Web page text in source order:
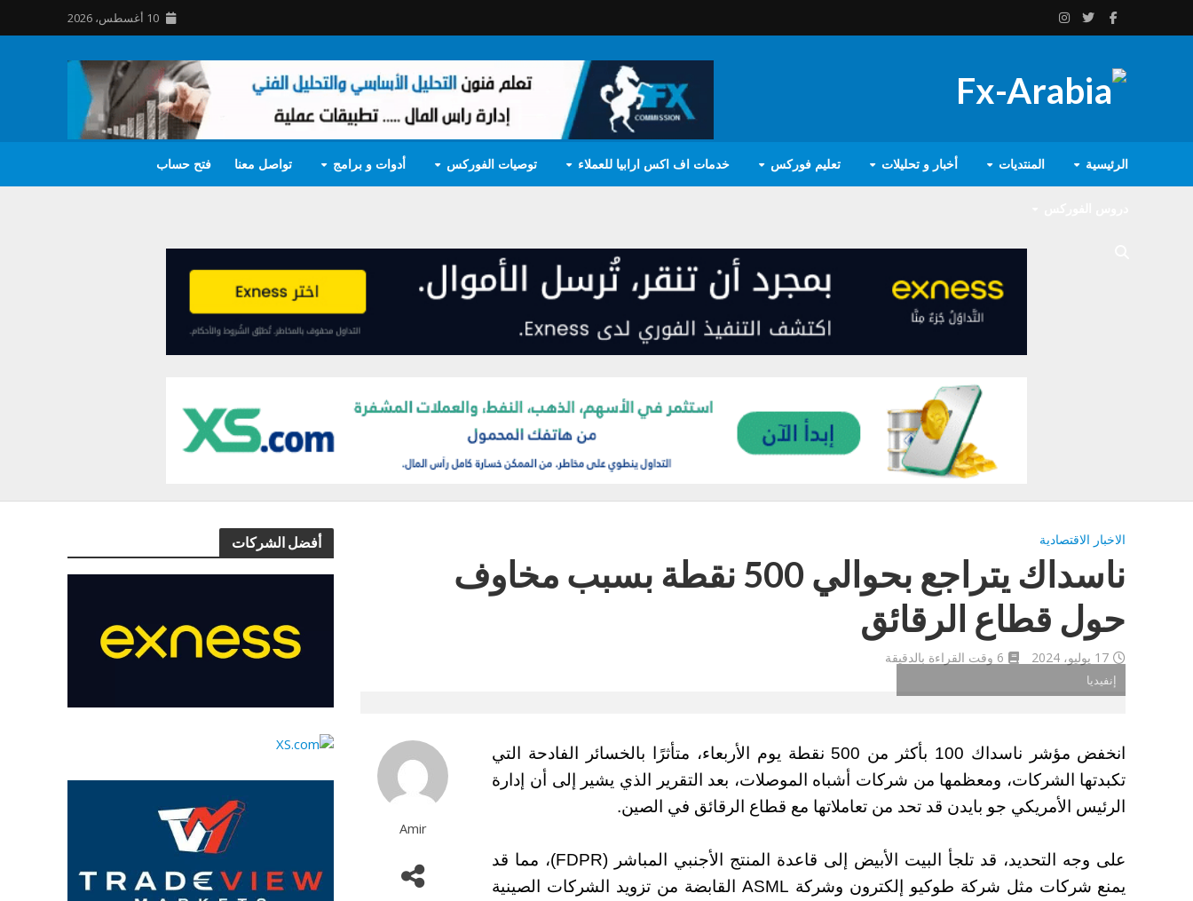
10 أغسطس، 2026
الرئيسية المنتديات أخبار و تحليلات تعليم فوركس خدمات اف اكس ارابيا للعملاء توصيات الفوركس أدوات و برامج تواصل معنا فتح حساب
أفضل الشركات الاخبار الاقتصادية
ناسداك يتراجع بحوالي 500 نقطة بسبب مخاوف
حول قطاع الرقائق
17 يوليو، 2024 6 وقت القراءة بالدقيقة
إنفيديا
Amir
انخفض مؤشر ناسداك 100 بأكثر من 500 نقطة يوم الأربعاء، متأثرًا بالخسائر الفادحة التي
تكبدتها الشركات، ومعظمها من شركات أشباه الموصلات، بعد التقرير الذي يشير إلى أن إدارة
الرئيس الأمريكي جو بايدن قد تحد من تعاملاتها مع قطاع الرقائق في الصين.
على وجه التحديد، قد تلجأ البيت الأبيض إلى قاعدة المنتج الأجنبي المباشر (FDPR)، مما قد
يمنع شركات مثل شركة طوكيو إلكترون وشركة ASML القابضة من تزويد الشركات الصينية